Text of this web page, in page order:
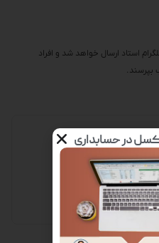
استاد ارسال خواهد شد و افراد
بپرسند.
در حسابداری